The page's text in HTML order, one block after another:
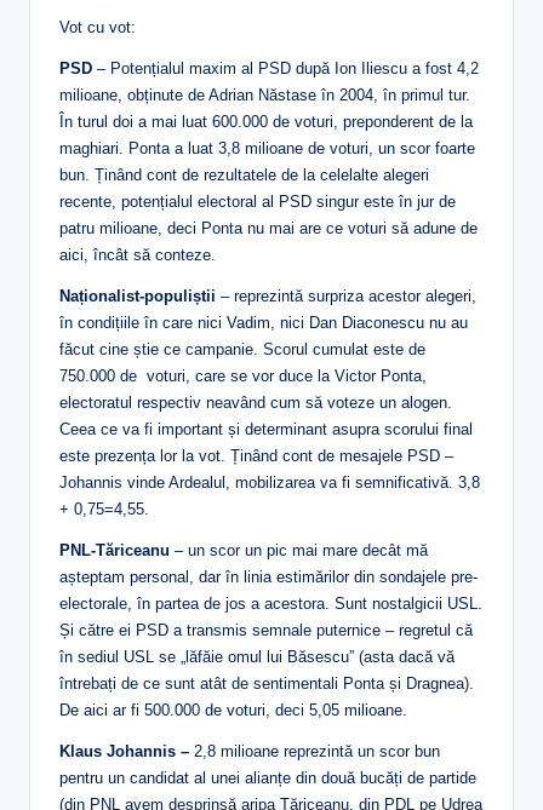
Vot cu vot:
PSD – Potențialul maxim al PSD după Ion Iliescu a fost 4,2
milioane, obținute de Adrian Năstase în 2004, în primul tur.
În turul doi a mai luat 600.000 de voturi, preponderent de la
maghiari. Ponta a luat 3,8 milioane de voturi, un scor foarte
bun. Ținând cont de rezultatele de la celelalte alegeri
recente, potențialul electoral al PSD singur este în jur de
patru milioane, deci Ponta nu mai are ce voturi să adune de
aici, încât să conteze.
Naționalist-populiștii – reprezintă surpriza acestor alegeri,
în condițiile în care nici Vadim, nici Dan Diaconescu nu au
făcut cine știe ce campanie. Scorul cumulat este de
750.000 de voturi, care se vor duce la Victor Ponta,
electoratul respectiv neavând cum să voteze un alogen.
Ceea ce va fi important și determinant asupra scorului final
este prezența lor la vot. Ținând cont de mesajele PSD –
Johannis vinde Ardealul, mobilizarea va fi semnificativă. 3,8
+ 0,75=4,55.
PNL-Tăriceanu – un scor un pic mai mare decât mă
așteptam personal, dar în linia estimărilor din sondajele pre-
electorale, în partea de jos a acestora. Sunt nostalgicii USL.
Și către ei PSD a transmis semnale puternice – regretul că
în sediul USL se „lăfăie omul lui Băsescu” (asta dacă vă
întrebați de ce sunt atât de sentimentali Ponta și Dragnea).
De aici ar fi 500.000 de voturi, deci 5,05 milioane.
Klaus Johannis – 2,8 milioane reprezintă un scor bun
pentru un candidat al unei alianțe din două bucăți de partide
(din PNL avem desprinsă aripa Tăriceanu, din PDL pe Udrea